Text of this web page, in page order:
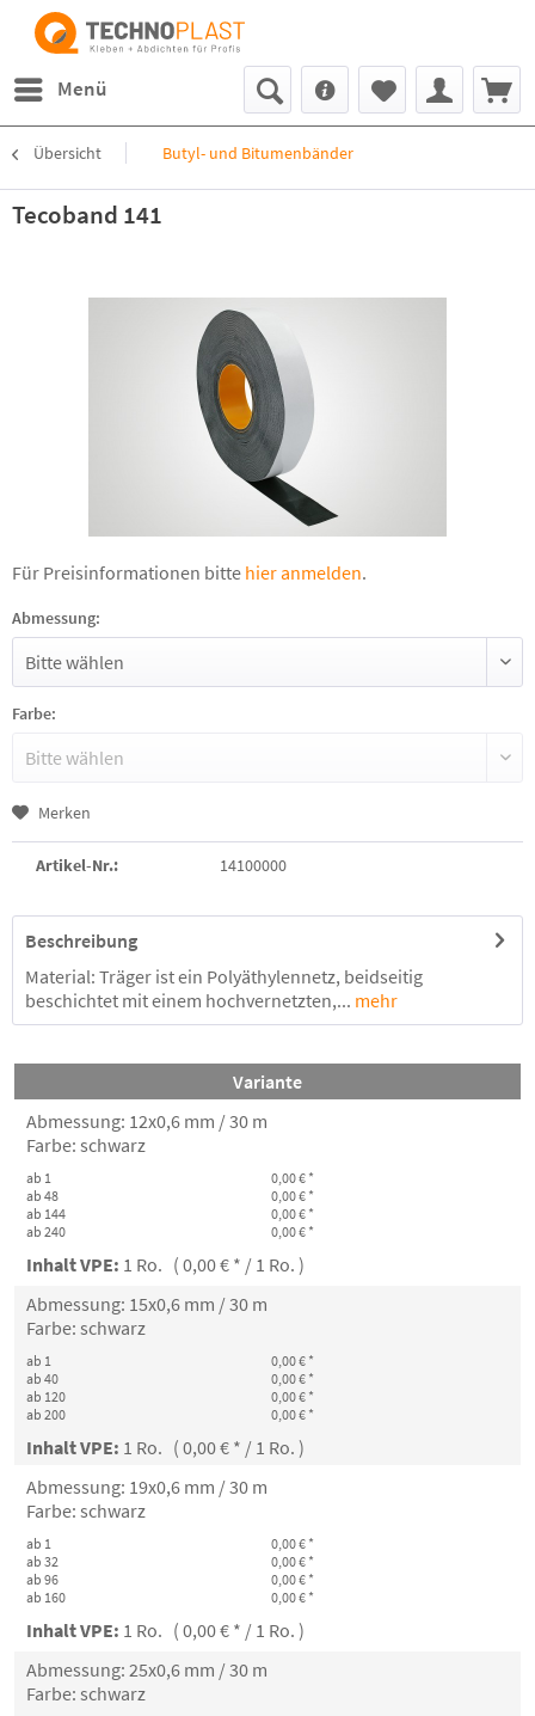
Menü
Übersicht Butyl- und Bitumenbänder
Tecoband 141
Für Preisinformationen bitte hier anmelden.
Abmessung:
Farbe:
Merken
Artikel-Nr.: 14100000
Beschreibung
Material: Träger ist ein Polyäthylennetz, beidseitig
beschichtet mit einem hochvernetzten,... mehr
Variante
Abmessung: 12x0,6 mm / 30 m
Farbe: schwarz
ab 1
0,00 € *
ab 48
0,00 € *
ab 144
0,00 € *
ab 240
0,00 € *
Inhalt VPE: 1 Ro. ( 0,00 € * / 1 Ro. )
Abmessung: 15x0,6 mm / 30 m
Farbe: schwarz
ab 1
0,00 € *
ab 40
0,00 € *
ab 120
0,00 € *
ab 200
0,00 € *
Inhalt VPE: 1 Ro. ( 0,00 € * / 1 Ro. )
Abmessung: 19x0,6 mm / 30 m
Farbe: schwarz
ab 1
0,00 € *
ab 32
0,00 € *
ab 96
0,00 € *
ab 160
0,00 € *
Inhalt VPE: 1 Ro. ( 0,00 € * / 1 Ro. )
Abmessung: 25x0,6 mm / 30 m
Farbe: schwarz